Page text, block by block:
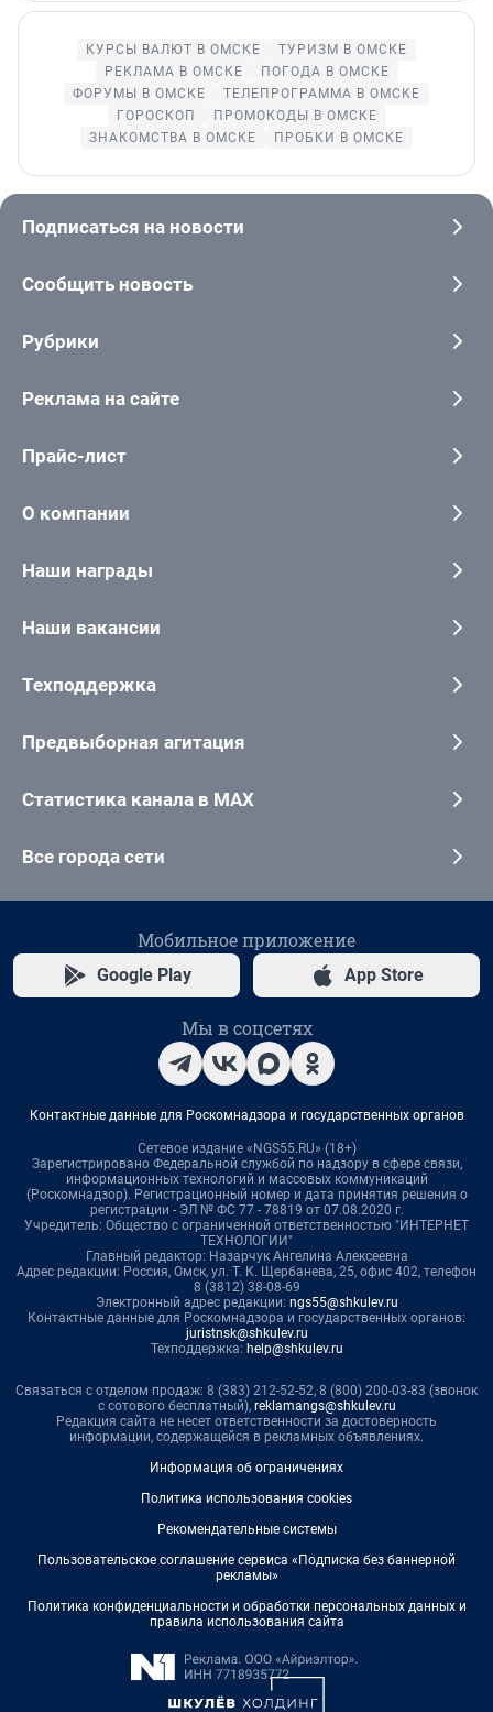
КУРСЫ ВАЛЮТ В ОМСКЕ
ТУРИЗМ В ОМСКЕ
РЕКЛАМА В ОМСКЕ
ПОГОДА В ОМСКЕ
ФОРУМЫ В ОМСКЕ
ТЕЛЕПРОГРАММА В ОМСКЕ
ГОРОСКОП
ПРОМОКОДЫ В ОМСКЕ
ЗНАКОМСТВА В ОМСКЕ
ПРОБКИ В ОМСКЕ
Подписаться на новости
Сообщить новость
Рубрики
Реклама на сайте
Прайс-лист
О компании
Наши награды
Наши вакансии
Техподдержка
Предвыборная агитация
Статистика канала в MAX
Все города сети
Мобильное приложение
Google Play App Store
Мы в соцсетях
Контактные данные для Роскомнадзора и государственных органов
Сетевое издание «NGS55.RU» (18+)
Зарегистрировано Федеральной службой по надзору в сфере связи,
информационных технологий и массовых коммуникаций
(Роскомнадзор). Регистрационный номер и дата принятия решения о
регистрации - ЭЛ № ФС 77 - 78819 от 07.08.2020 г.
Учредитель: Общество с ограниченной ответственностью "ИНТЕРНЕТ
ТЕХНОЛОГИИ"
Главный редактор: Назарчук Ангелина Алексеевна
Адрес редакции: Россия, Омск, ул. Т. К. Щербанева, 25, офис 402, телефон
8 (3812) 38-08-69
Электронный адрес редакции: ngs55@shkulev.ru
Контактные данные для Роскомнадзора и государственных органов:
juristnsk@shkulev.ru
Техподдержка: help@shkulev.ru
Связаться с отделом продаж: 8 (383) 212-52-52, 8 (800) 200-03-83 (звонок
с сотового бесплатный), reklamangs@shkulev.ru
Редакция сайта не несет ответственности за достоверность
информации, содержащейся в рекламных объявлениях.
Информация об ограничениях
Политика использования cookies
Рекомендательные системы
Пользовательское соглашение сервиса «Подписка без баннерной
рекламы»
Политика конфиденциальности и обработки персональных данных и
правила использования сайта